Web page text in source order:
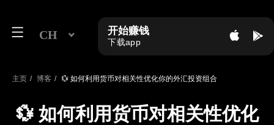
开始赚钱
主页 / 博客 / 💱 如何利用货币对相关性优化你的外汇投资组合
💱 如何利用货币对相关性优化